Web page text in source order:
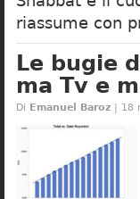
riassume con
Le bugie
ma Tv e
Di Emanuel Baroz | 18